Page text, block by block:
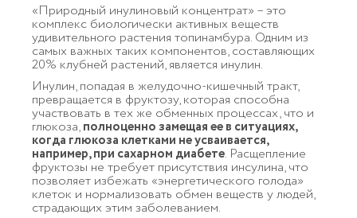
«Природный инулиновый концентрат» – это
комплекс биологически активных веществ
удивительного растения топинамбура. Одним из
самых важных таких компонентов, составляющих
20% клубней растений, является инулин.
Инулин, попадая в желудочно-кишечный тракт,
превращается в фруктозу, которая способна
участвовать в тех же обменных процессах, что и
глюкоза,полноценно замещая ее в ситуациях,
когда глюкоза клетками не усваивается,
например, при сахарном диабете. Расщепление
фруктозы не требует присутствия инсулина, что
позволяет избежать «энергетического голода»
клеток и нормализовать обмен веществ у людей,
страдающих этим заболеванием.